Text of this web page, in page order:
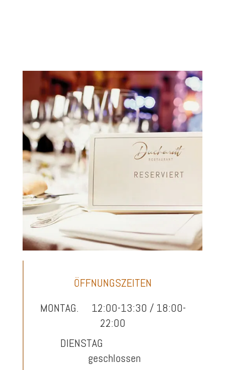
ÖFFNUNGSZEITEN
MONTAG. 12:00-13:30 / 18:00-
22:00
DIENSTAG
geschlossen